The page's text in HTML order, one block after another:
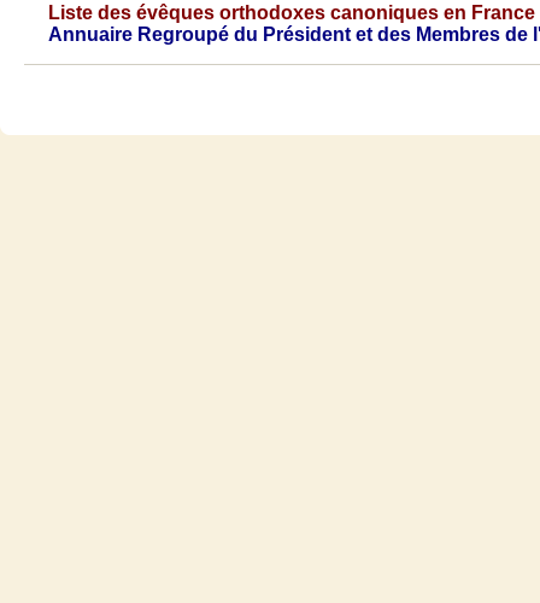
Liste des évêques orthodoxes canoniques en France
Annuaire Regroupé du Président et des Membres de